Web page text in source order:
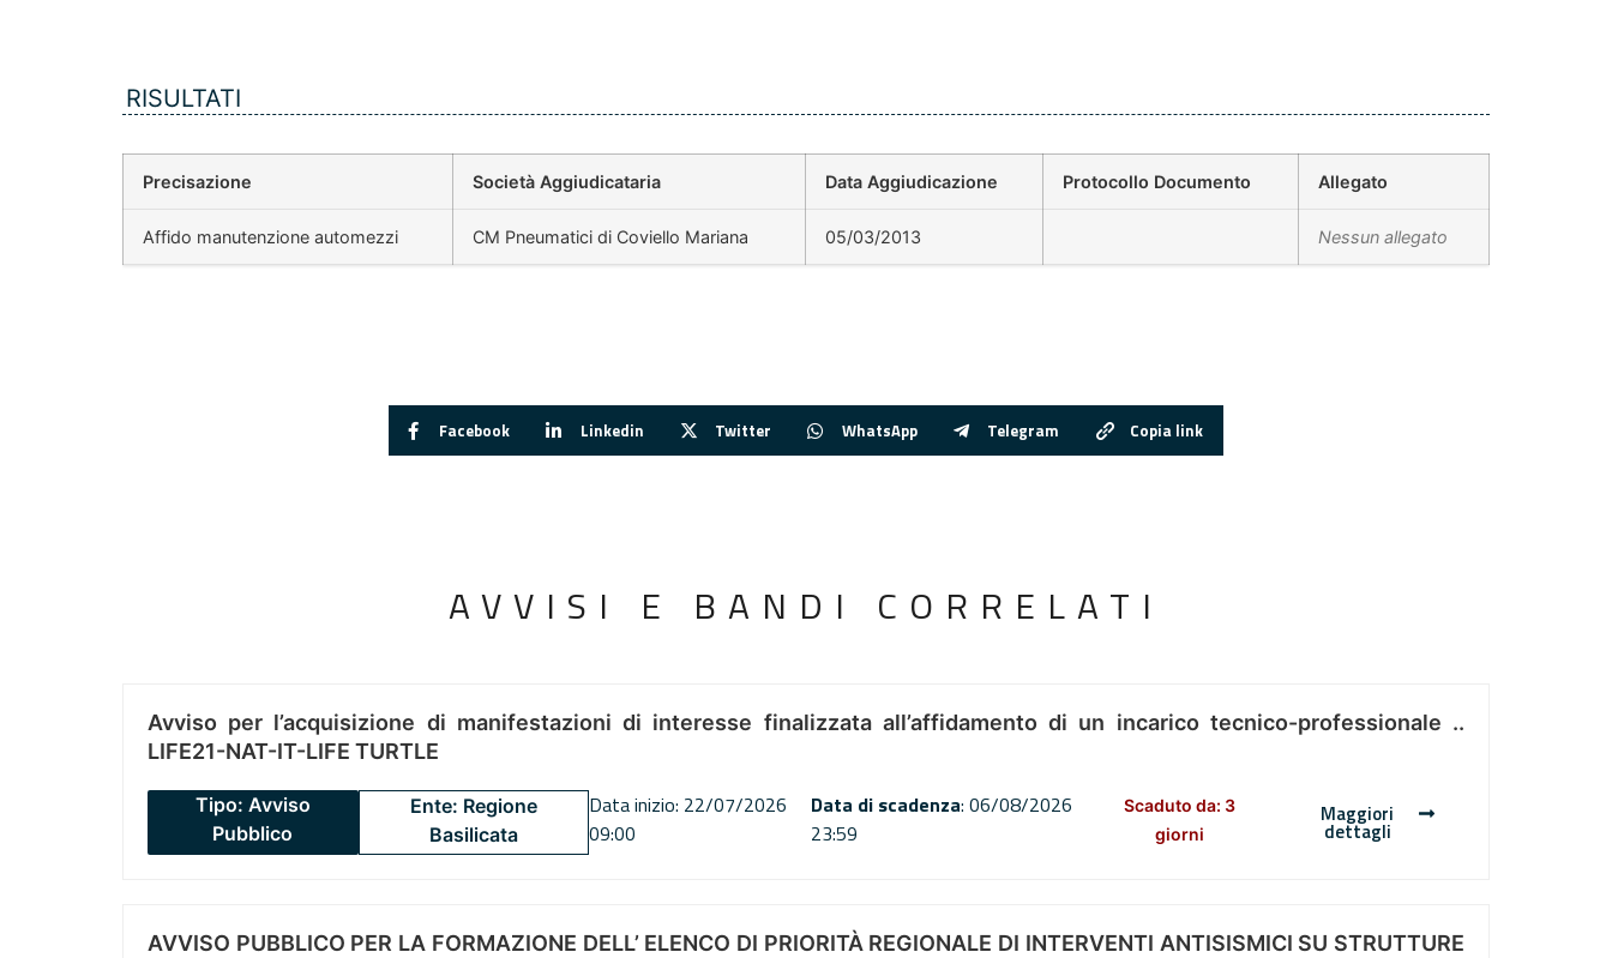
RISULTATI
Precisazione Società Aggiudicataria Data Aggiudicazione Protocollo Documento Allegato
Affido manutenzione automezzi CM Pneumatici di Coviello Mariana 05/03/2013 Nessun allegato
Facebook Linkedin Twitter WhatsApp Telegram Copia link
AVVISI E BANDI CORRELATI
Avviso per l’acquisizione di manifestazioni di interesse finalizzata all’affidamento di un incarico tecnico-professionale ..
LIFE21-NAT-IT-LIFE TURTLE
Tipo: Avviso
Pubblico
Ente: Regione
Basilicata
Data inizio: 22/07/2026
09:00
Data di scadenza: 06/08/2026
23:59
Scaduto da: 3
giorni
Maggiori
dettagli
AVVISO PUBBLICO PER LA FORMAZIONE DELL’ ELENCO DI PRIORITÀ REGIONALE DI INTERVENTI ANTISISMICI SU STRUTTURE